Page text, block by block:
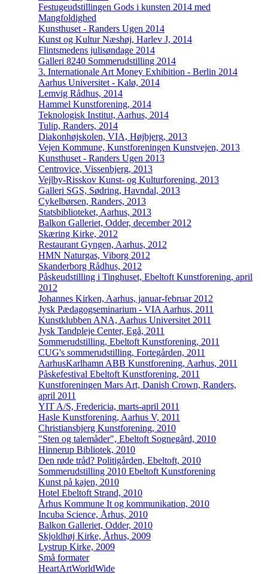
Festugeudstillingen Gods i kunsten 2014 med
Mangfoldighed
Kunsthuset - Randers Ugen 2014
Kunst og Kultur Næshøj, Harlev J, 2014
Flintsmedens julisøndage 2014
Galleri 8240 Sommerudstilling 2014
3. Internationale Art Money Exhibition - Berlin 2014
Aarhus Universitet - Kalø, 2014
Lemvig Rådhus, 2014
Hammel Kunstforening, 2014
Teknologisk Institut, Aarhus, 2014
Tulip, Randers, 2014
Diakonhøjskolen, VIA, Højbjerg, 2013
Vejen Kommune, Kunstforeningen Kunstvejen, 2013
Kunsthuset - Randers Ugen 2013
Centrovice, Vissenbjerg, 2013
Vejlby-Risskov Kunst- og Kulturforening, 2013
Galleri SGS, Sødring, Havndal, 2013
Cykelbørsen, Randers, 2013
Statsbiblioteket, Aarhus, 2013
Balkon Galleriet, Odder, december 2012
Skæring Kirke, 2012
Restaurant Gyngen, Aarhus, 2012
HMN Naturgas, Viborg 2012
Skanderborg Rådhus, 2012
Påskeudstilling i Tinghuset, Ebeltoft Kunstforening, april
2012
Johannes Kirken, Aarhus, januar-februar 2012
Jysk Pædagogseminarium - VIA Aarhus, 2011
Kunstklubben ANA, Aarhus Universitet 2011
Jysk Tandpleje Center, Egå, 2011
Sommerudstilling, Ebeltoft Kunstforening, 2011
CUG's sommerudstilling, Fortegården, 2011
AarhusKarlhamn ABB Kunstforening, Aarhus, 2011
Påskefestival Ebeltoft Kunstforening, 2011
Kunstforeningen Mars Art, Danish Crown, Randers,
april 2011
YIT A/S, Fredericia, marts-april 2011
Hasle Kunstforening, Aarhus V, 2011
Christiansbjerg Kunstforening, 2010
"Sten og talemåder", Ebeltoft Sognegård, 2010
Hinnerup Bibliotek, 2010
Den røde tråd? Politigården, Ebeltoft, 2010
Sommerudstilling 2010 Ebeltoft Kunstforening
Kunst på kajen, 2010
Hotel Ebeltoft Strand, 2010
Århus Kommune It og kommunikation, 2010
Incuba Science, Århus, 2010
Balkon Galleriet, Odder, 2010
Skjoldhøj Kirke, Århus, 2009
Lystrup Kirke, 2009
Små formater
HeartArtWorldWide